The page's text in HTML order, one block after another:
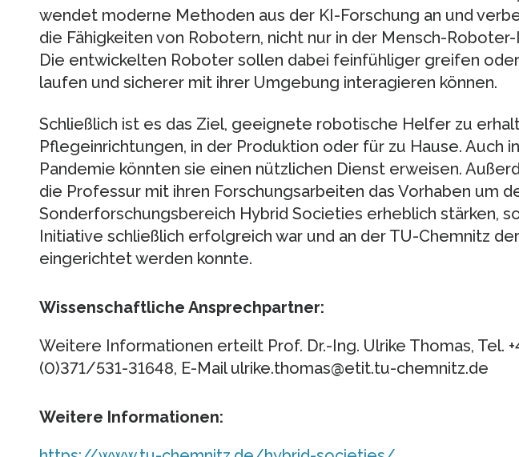
wendet moderne Methoden aus der KI-Forschung an und
die Fähigkeiten von Robotern, nicht nur in der Mensch-
Die entwickelten Roboter sollen dabei feinfühliger greifen
laufen und sicherer mit ihrer Umgebung interagieren können.
Schließlich ist es das Ziel, geeignete robotische Helfer zu
Pflegeinrichtungen, in der Produktion oder für zu Hause. Auch
Pandemie könnten sie einen nützlichen Dienst erweisen.
die Professur mit ihren Forschungsarbeiten das Vorhaben um
Sonderforschungsbereich Hybrid Societies erheblich stärken,
Initiative schließlich erfolgreich war und an der TU-Chemnitz der
eingerichtet werden konnte.
Wissenschaftliche Ansprechpartner:
Weitere Informationen erteilt Prof. Dr.-Ing. Ulrike Thomas, Tel.
(0)371/531-31648, E-Mail ulrike.thomas@etit.tu-chemnitz.de
Weitere Informationen: